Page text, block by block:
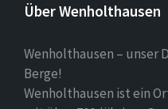
Über Wenholthausen
Wenholthausen – unser
Berge!
Wenholthausen ist ein